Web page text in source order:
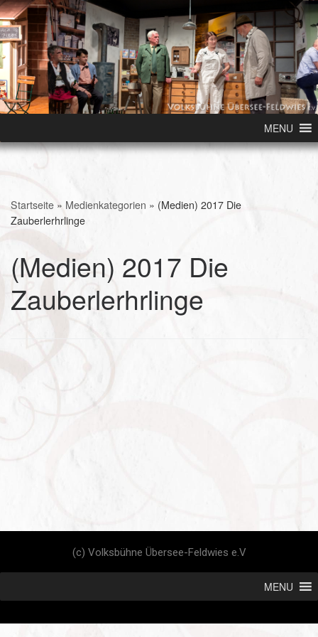
Skip to content
MENU
Startseite » Medienkategorien » (Medien) 2017 Die
Zauberlerhrlinge
(Medien) 2017 Die
Zauberlerhrlinge
(c) Volksbühne Übersee-Feldwies e.V
MENU